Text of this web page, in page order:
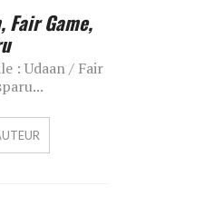
Fair Game,
: Udaan / Fair